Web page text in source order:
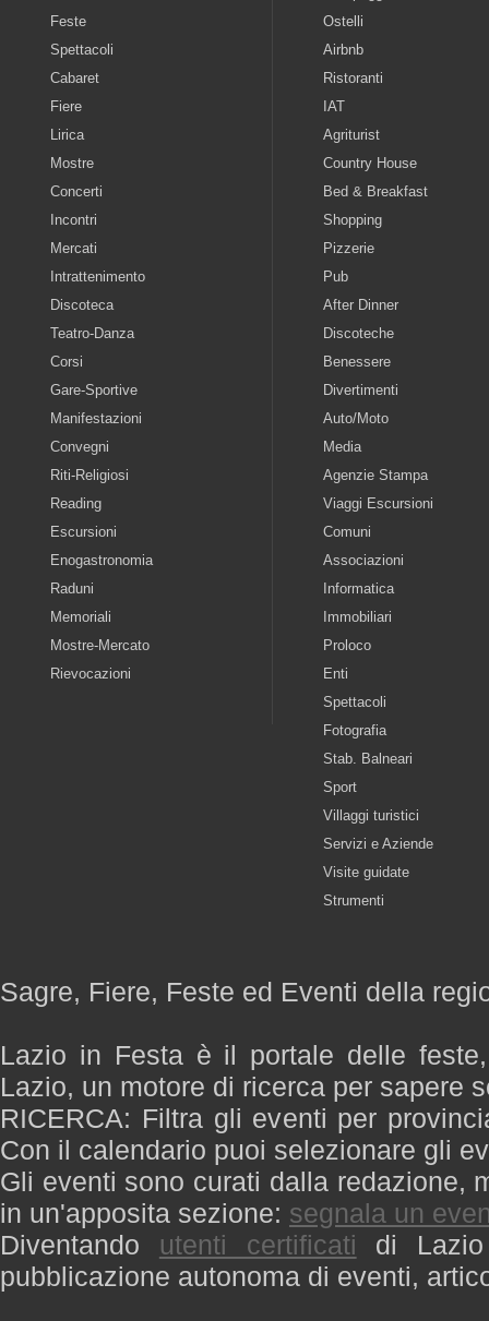
Feste
Spettacoli
Cabaret
Fiere
Lirica
Mostre
Concerti
Incontri
Mercati
Intrattenimento
Discoteca
Teatro-Danza
Corsi
Gare-Sportive
Manifestazioni
Convegni
Riti-Religiosi
Reading
Escursioni
Enogastronomia
Raduni
Memoriali
Mostre-Mercato
Rievocazioni
Ostelli
Airbnb
Ristoranti
IAT
Agriturist
Country House
Bed & Breakfast
Shopping
Pizzerie
Pub
After Dinner
Discoteche
Benessere
Divertimenti
Auto/Moto
Media
Agenzie Stampa
Viaggi Escursioni
Comuni
Associazioni
Informatica
Immobiliari
Proloco
Enti
Spettacoli
Fotografia
Stab. Balneari
Sport
Villaggi turistici
Servizi e Aziende
Visite guidate
Strumenti
Sagre, Fiere, Feste ed Eventi della
Lazio in Festa è il portale delle
Lazio, un motore di ricerca per sapere
RICERCA: Filtra gli eventi per
Con il calendario puoi selezionare gli
Gli eventi sono curati dalla redazione,
in un'apposita sezione: segnala un
Diventando utenti certificati di
pubblicazione autonoma di eventi,